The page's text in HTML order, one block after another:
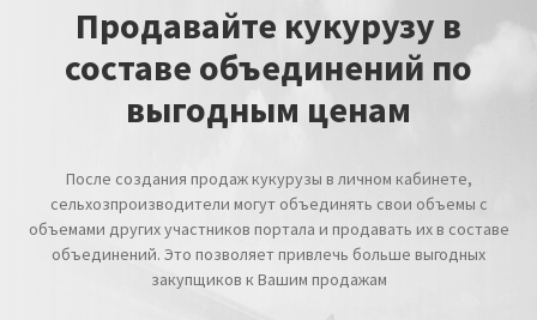
Продавайте кукурузу в
составе объединений по
выгодным ценам
После создания продаж кукурузы в личном кабинете,
сельхозпроизводители могут объединять свои объемы с
объемами других участников портала и продавать их в составе
объединений. Это позволяет привлечь больше выгодных
закупщиков к Вашим продажам